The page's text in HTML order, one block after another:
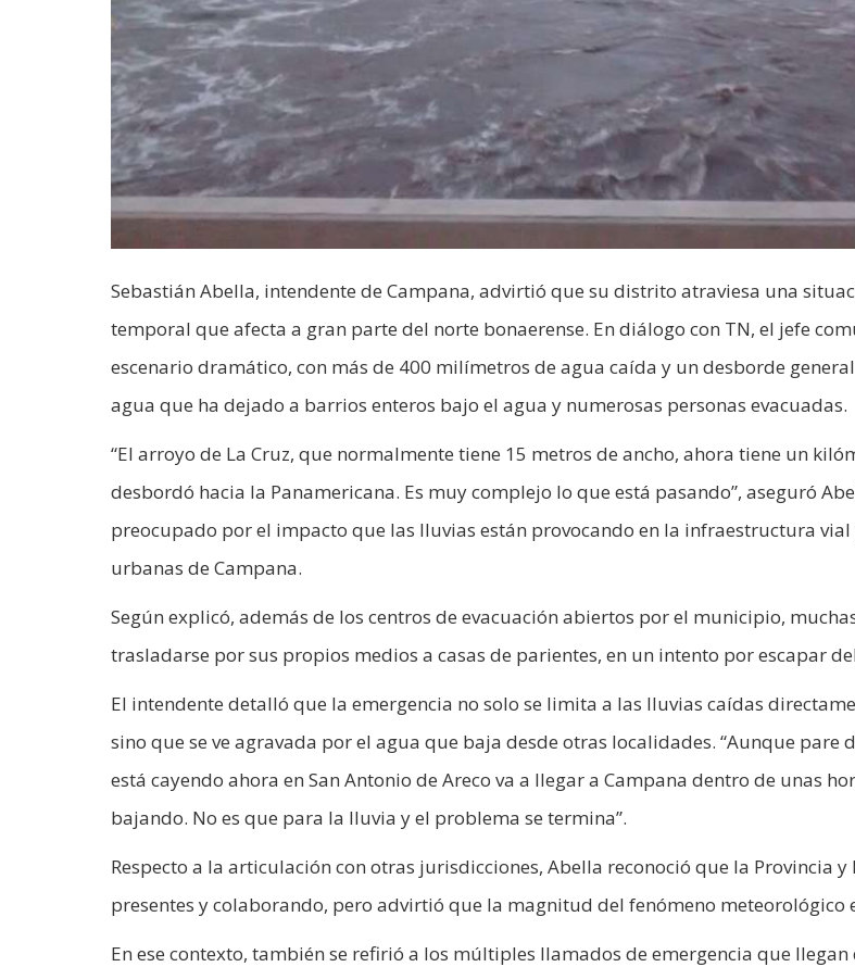
Sebastián Abella, intendente de Campana, advirtió que su distrito atraviesa una
temporal que afecta a gran parte del norte bonaerense. En diálogo con TN, el jefe
escenario dramático, con más de 400 milímetros de agua caída y un desborde
agua que ha dejado a barrios enteros bajo el agua y numerosas personas evacuadas.
“El arroyo de La Cruz, que normalmente tiene 15 metros de ancho, ahora tiene un
desbordó hacia la Panamericana. Es muy complejo lo que está pasando”, aseguró
preocupado por el impacto que las lluvias están provocando en la infraestructura vial
urbanas de Campana.
Según explicó, además de los centros de evacuación abiertos por el municipio,
trasladarse por sus propios medios a casas de parientes, en un intento por escapar
El intendente detalló que la emergencia no solo se limita a las lluvias caídas
sino que se ve agravada por el agua que baja desde otras localidades. “Aunque pare
está cayendo ahora en San Antonio de Areco va a llegar a Campana dentro de unas
bajando. No es que para la lluvia y el problema se termina”.
Respecto a la articulación con otras jurisdicciones, Abella reconoció que la Provincia y
presentes y colaborando, pero advirtió que la magnitud del fenómeno meteorológico
En ese contexto, también se refirió a los múltiples llamados de emergencia que llegan